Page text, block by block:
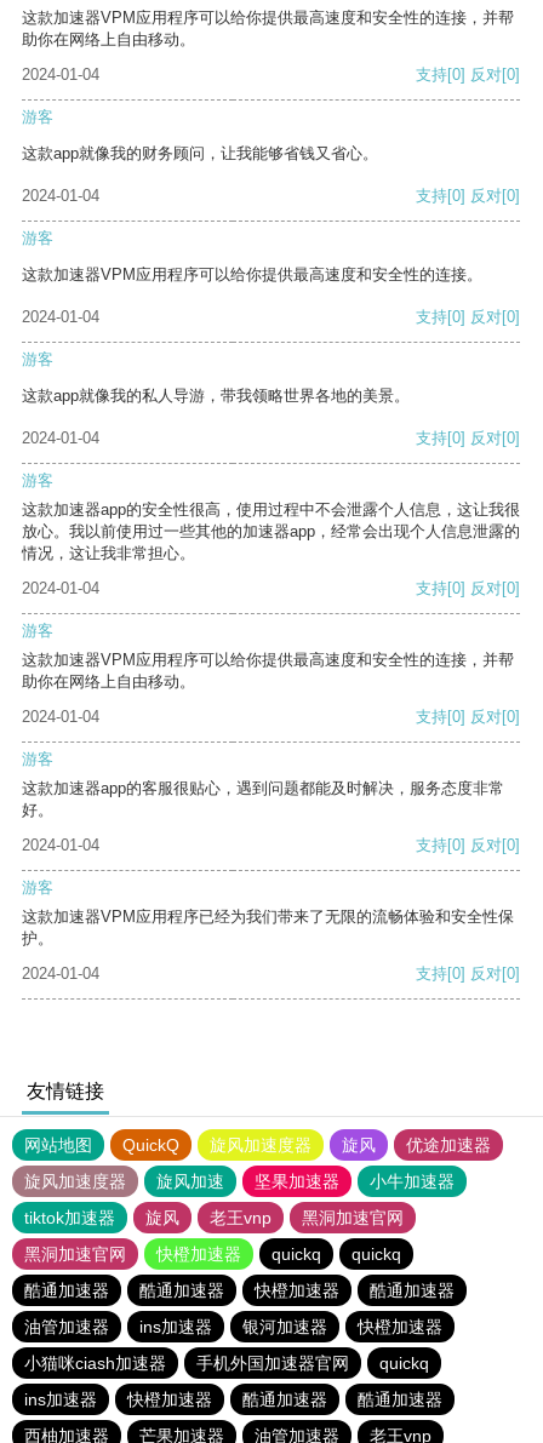
这款加速器VPM应用程序可以给你提供最高速度和安全性的连接，并帮
助你在网络上自由移动。
2024-01-04
支持[0] 反对[0]
游客
这款app就像我的财务顾问，让我能够省钱又省心。
2024-01-04 支持[0] 反对[0]
游客
这款加速器VPM应用程序可以给你提供最高速度和安全性的连接。
2024-01-04 支持[0] 反对[0]
游客
这款app就像我的私人导游，带我领略世界各地的美景。
2024-01-04 支持[0] 反对[0]
游客
这款加速器app的安全性很高，使用过程中不会泄露个人信息，这让我很
放心。我以前使用过一些其他的加速器app，经常会出现个人信息泄露的
情况，这让我非常担心。
2024-01-04
支持[0] 反对[0]
游客
这款加速器VPM应用程序可以给你提供最高速度和安全性的连接，并帮
助你在网络上自由移动。
2024-01-04
支持[0] 反对[0]
游客
这款加速器app的客服很贴心，遇到问题都能及时解决，服务态度非常
好。
2024-01-04
支持[0] 反对[0]
游客
这款加速器VPM应用程序已经为我们带来了无限的流畅体验和安全性保
护。
2024-01-04
支持[0] 反对[0]
友情链接
网站地图 QuickQ 旋风加速度器 旋风
优途加速器
旋风加速度器
旋风加速 坚果加速器
小牛加速器
tiktok加速器
旋风 老王vnp
黑洞加速官网
黑洞加速官网
快橙加速器 quickq
quickq
酷通加速器
酷通加速器 快橙加速器
酷通加速器
油管加速器
ins加速器 银河加速器
快橙加速器
小猫咪ciash加速器
手机外国加速器官网
quickq
ins加速器
快橙加速器 酷通加速器
酷通加速器
西柚加速器
芒果加速器 油管加速器 老王vnp